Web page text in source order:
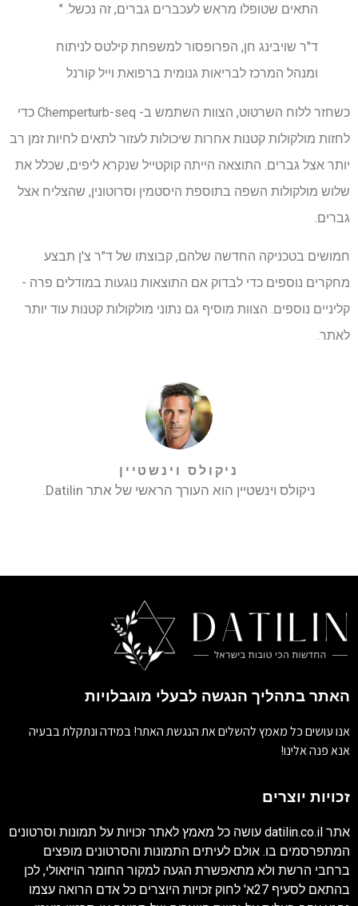
התאים שטופלו מראש לעכברים גברים, זה נכשל. "
ד"ר שויבינג חן, הפרופסור למשפחת קילטס לניתוח
ומנהל המרכז לבריאות גנומית ברפואת וייל קורנל
כשחזר ללוח השרטוט, הצוות השתמש ב- Chemperturb-seq כדי
לחזות מולקולות קטנות אחרות שיכולות לעזור לתאים לחיות זמן רב
יותר אצל גברים. התוצאה הייתה קוקטייל שנקרא ליפים, שכלל את
שלוש מולקולות השפה בתוספת היסטמין וסרוטונין, שהצליח אצל
גברים.
חמושים בטכניקה החדשה שלהם, קבוצתו של ד"ר צ'ן תבצע
מחקרים נוספים כדי לבדוק אם התוצאות נוגעות במודלים פרה -
קליניים נוספים. הצוות מוסיף גם נתוני מולקולות קטנות עוד יותר
לאתר.
ניקולס וינשטיין
ניקולס וינשטיין הוא העורך הראשי של אתר Datilin.
האתר בתהליך הנגשה לבעלי מוגבלויות
אנו עושים כל מאמץ להשלים את הנגשת האתר! במידה ונתקלת בבעיה
אנא פנה אלינו!
זכויות יוצרים
אתר datilin.co.il עושה כל מאמץ לאתר זכויות על תמונות וסרטונים
המתפרסמים בו. אולם לעיתים התמונות והסרטונים מופצים
ברחבי הרשת ולא מתאפשרת הגעה למקור החומר הויזאולי, לכן
בהתאם לסעיף 27א' לחוק זכויות היוצרים כל אדם הרואה עצמו